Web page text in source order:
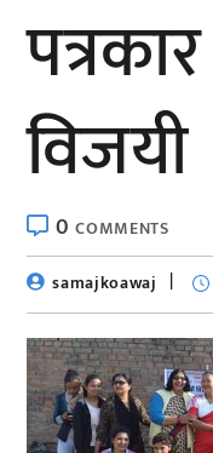
विजयी
0COMMENTS
samajkoawaj